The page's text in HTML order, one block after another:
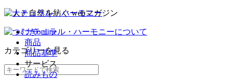
ナチュラル・ハーモニーについて
商品
商品基準
サービス
読みもの
カテゴリーを見る